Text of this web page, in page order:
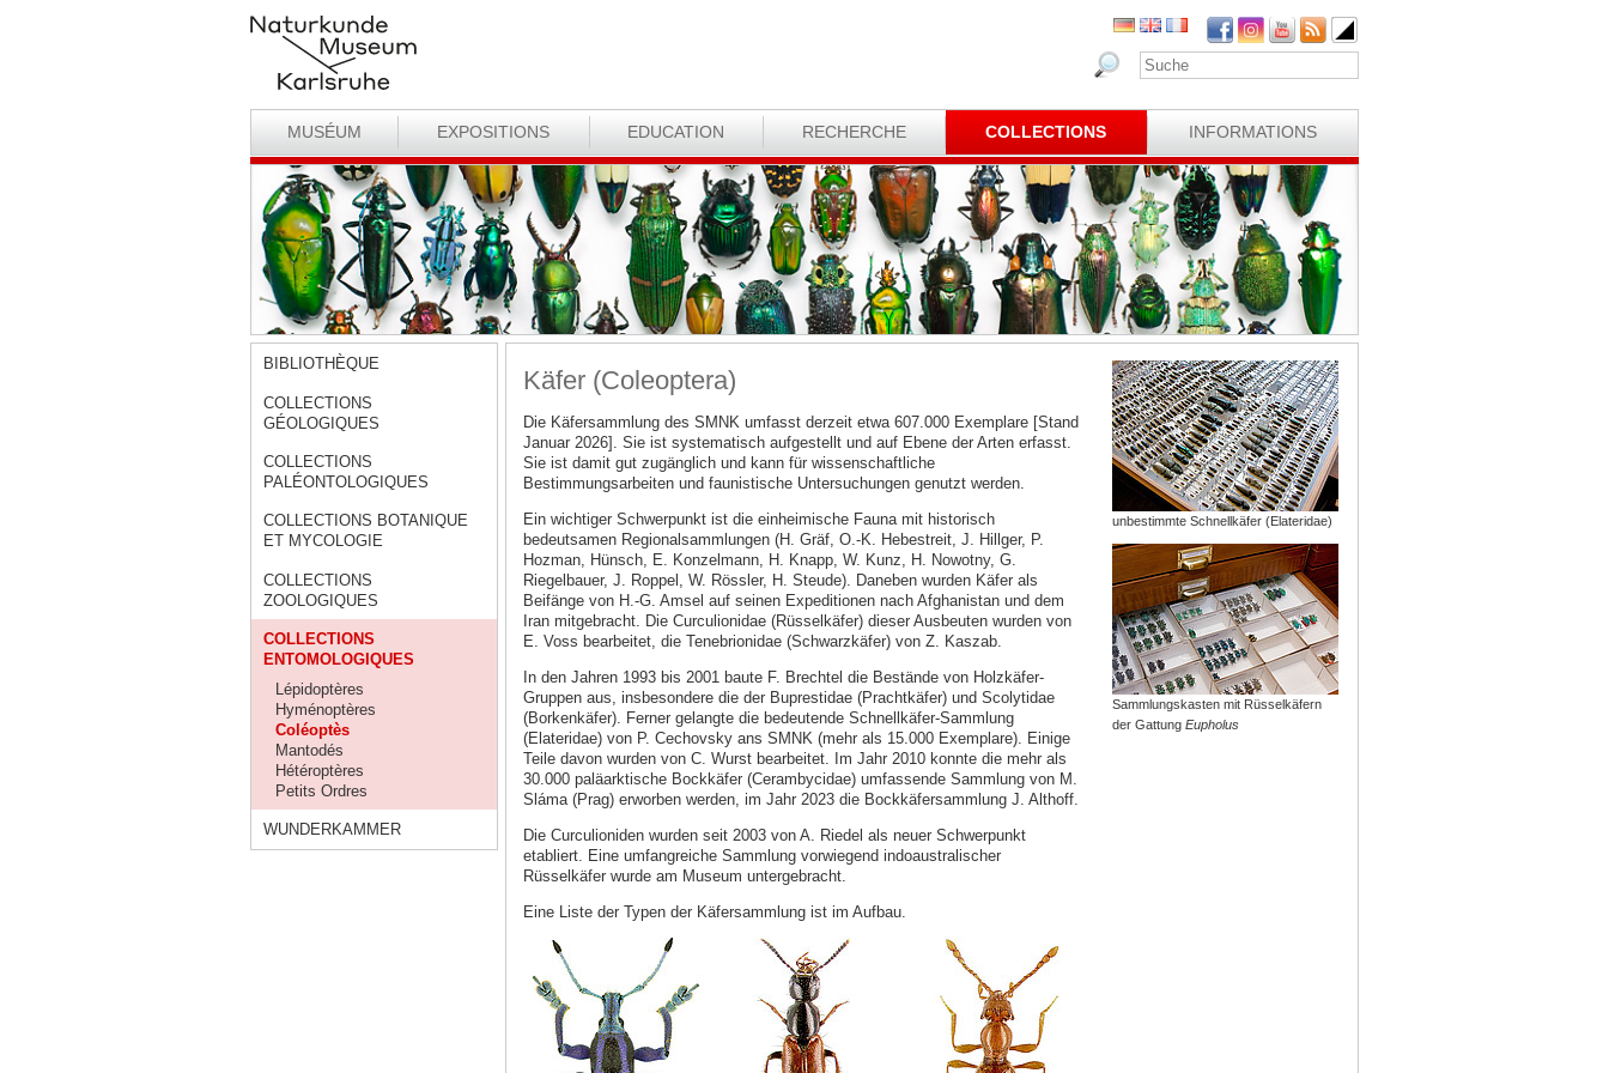
MUSÉUM EXPOSITIONS EDUCATION RECHERCHE COLLECTIONS INFORMATIONS
BIBLIOTHÈQUE
COLLECTIONS
GÉOLOGIQUES
COLLECTIONS
PALÉONTOLOGIQUES
COLLECTIONS BOTANIQUE
ET MYCOLOGIE
COLLECTIONS
ZOOLOGIQUES
COLLECTIONS
ENTOMOLOGIQUES
Lépidoptères
Hyménoptères
Coléoptès
Mantodés
Hétéroptères
Petits Ordres
WUNDERKAMMER
Käfer (Coleoptera)
Die Käfersammlung des SMNK umfasst derzeit etwa 607.000 Exemplare [Stand
Januar 2026]. Sie ist systematisch aufgestellt und auf Ebene der Arten erfasst.
Sie ist damit gut zugänglich und kann für wissenschaftliche
Bestimmungsarbeiten und faunistische Untersuchungen genutzt werden.
Ein wichtiger Schwerpunkt ist die einheimische Fauna mit historisch
bedeutsamen Regionalsammlungen (H. Gräf, O.-K. Hebestreit, J. Hillger, P.
Hozman, Hünsch, E. Konzelmann, H. Knapp, W. Kunz, H. Nowotny, G.
Riegelbauer, J. Roppel, W. Rössler, H. Steude). Daneben wurden Käfer als
Beifänge von H.-G. Amsel auf seinen Expeditionen nach Afghanistan und dem
Iran mitgebracht. Die Curculionidae (Rüsselkäfer) dieser Ausbeuten wurden von
E. Voss bearbeitet, die Tenebrionidae (Schwarzkäfer) von Z. Kaszab.
In den Jahren 1993 bis 2001 baute F. Brechtel die Bestände von Holzkäfer-
Gruppen aus, insbesondere die der Buprestidae (Prachtkäfer) und Scolytidae
(Borkenkäfer). Ferner gelangte die bedeutende Schnellkäfer-Sammlung
(Elateridae) von P. Cechovsky ans SMNK (mehr als 15.000 Exemplare). Einige
Teile davon wurden von C. Wurst bearbeitet. Im Jahr 2010 konnte die mehr als
30.000 paläarktische Bockkäfer (Cerambycidae) umfassende Sammlung von M.
Sláma (Prag) erworben werden, im Jahr 2023 die Bockkäfersammlung J. Althoff.
Die Curculioniden wurden seit 2003 von A. Riedel als neuer Schwerpunkt
etabliert. Eine umfangreiche Sammlung vorwiegend indoaustralischer
Rüsselkäfer wurde am Museum untergebracht.
Eine Liste der Typen der Käfersammlung ist im Aufbau.
unbestimmte Schnellkäfer (Elateridae)
Sammlungskasten mit Rüsselkäfern
der GattungEupholus